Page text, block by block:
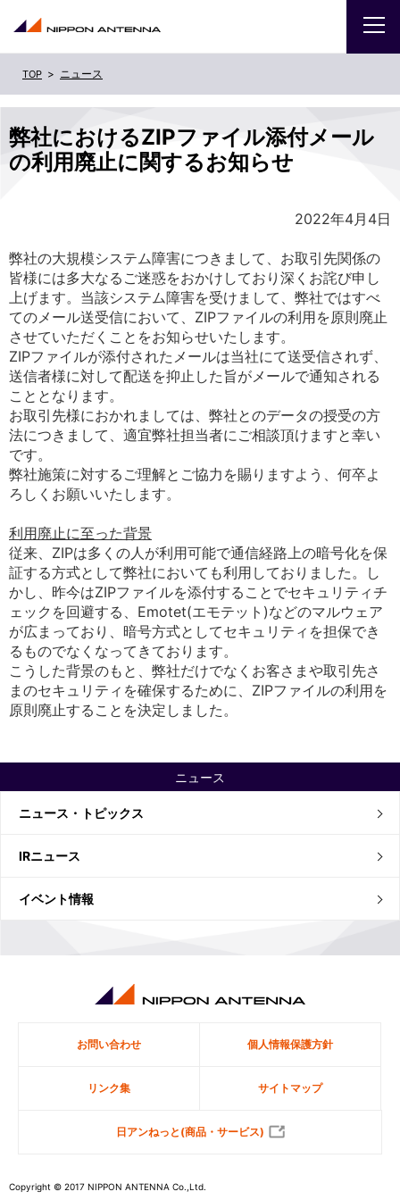
ニュース
ニュース・トピックス
IRニュース
イベント情報
弊社におけるZIPファイル添付メール
の利用廃止に関するお知らせ
2022年4月4日
弊社の大規模システム障害につきまして、お取引先関係の
皆様には多大なるご迷惑をおかけしており深くお詫び申し
上げます。当該システム障害を受けまして、弊社ではすべ
てのメール送受信において、ZIPファイルの利用を原則廃止
させていただくことをお知らせいたします。
ZIPファイルが添付されたメールは当社にて送受信されず、
送信者様に対して配送を抑止した旨がメールで通知される
こととなります。
お取引先様におかれましては、弊社とのデータの授受の方
法につきまして、適宜弊社担当者にご相談頂けますと幸い
です。
弊社施策に対するご理解とご協力を賜りますよう、何卒よ
ろしくお願いいたします。
利用廃止に至った背景
従来、ZIPは多くの人が利用可能で通信経路上の暗号化を保
証する方式として弊社においても利用しておりました。し
かし、昨今はZIPファイルを添付することでセキュリティチ
ェックを回避する、Emotet(エモテット)などのマルウェア
が広まっており、暗号方式としてセキュリティを担保でき
るものでなくなってきております。
こうした背景のもと、弊社だけでなくお客さまや取引先さ
まのセキュリティを確保するために、ZIPファイルの利用を
原則廃止することを決定しました。
ニュース
IR
お問い合わせ
サイトマップ ENGLISH
お問い合わせ 個人情報保護方針
リンク集 サイトマップ
日アンねっと(商品・サービス)
Copyright © 2017 NIPPON ANTENNA Co.,Ltd.